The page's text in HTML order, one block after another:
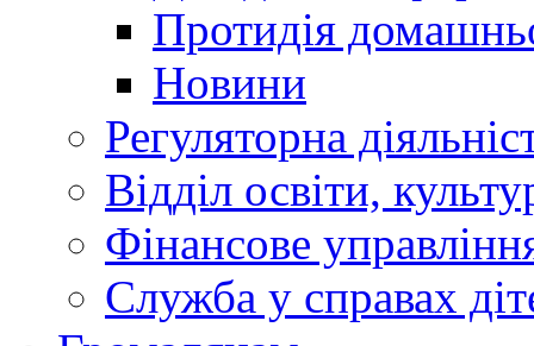
Протидія
Новини
Регуляторна
Відділ освіти,
Фінансове
Служба у справах